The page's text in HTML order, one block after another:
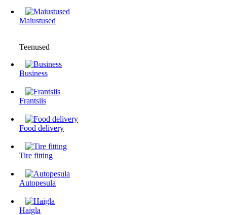
Maiustused
Teenused
Business
Frantsiis
Food delivery
Tire fitting
Autopesula
Haigla